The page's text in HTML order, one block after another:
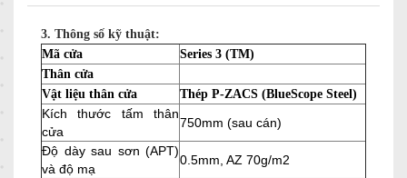
3. Thông số kỹ thuật:
Mã cửa
Series 3 (TM)
Thân cửa
Vật liệu thân cửa
Thép P-ZACS (BlueScope Steel)
Kích thước tấm thân
cửa
750mm (sau cán)
Độ dày sau sơn (APT)
và độ mạ
0.5mm, AZ 70g/m2